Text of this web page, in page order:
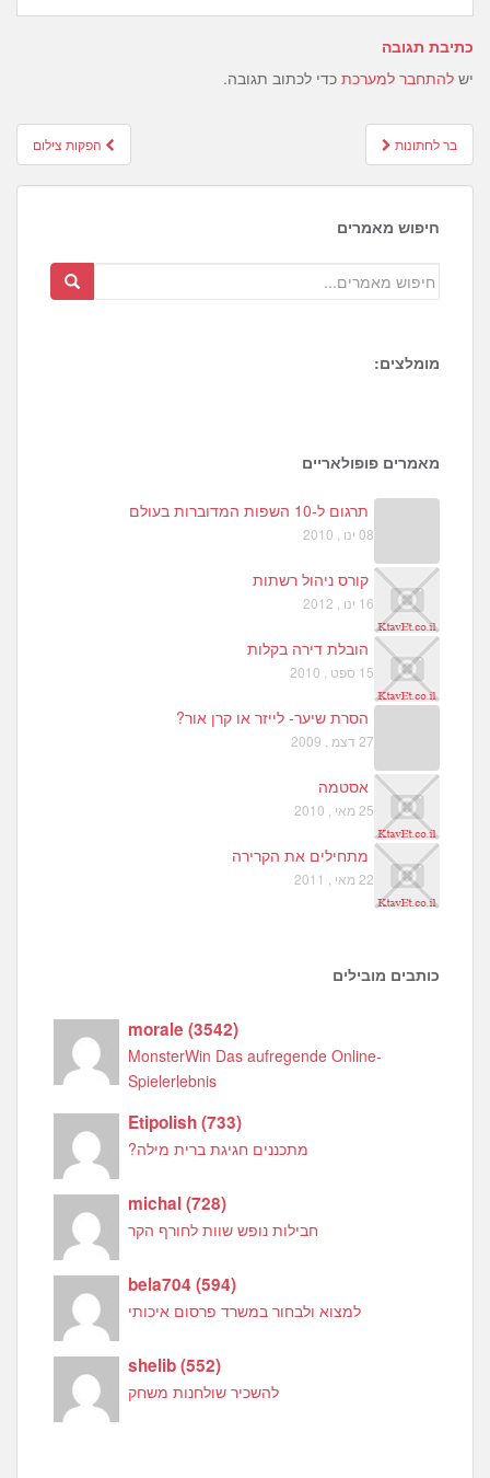
כתיבת תגובה
יש להתחבר למערכת כדי לכתוב תגובה.
Post
navigation
הפקות צילום בר לחתונות
חיפוש מאמרים
מומלצים:
מאמרים פופולאריים
תרגום ל-10 השפות המדוברות בעולם
08 ינו , 2010
קורס ניהול רשתות
16 ינו , 2012
הובלת דירה בקלות
15 ספט , 2010
הסרת שיער- לייזר או קרן אור?
27 דצמ , 2009
אסטמה
25 מאי , 2010
מתחילים את הקרירה
22 מאי , 2011
כותבים מובילים
morale(3542)
MonsterWin Das aufregende Online-
Spielerlebnis
Etipolish(733)
מתכננים חגיגת ברית מילה?
michal(728)
חבילות נופש שוות לחורף הקר
bela704(594)
למצוא ולבחור במשרד פרסום איכותי
shelib(552)
להשכיר שולחנות משחק